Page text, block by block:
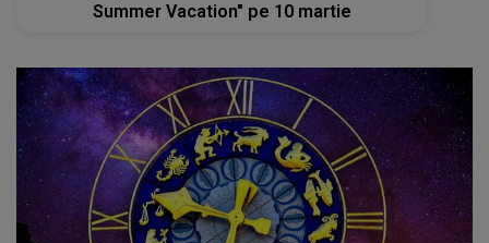
Summer Vacation" pe 10 martie